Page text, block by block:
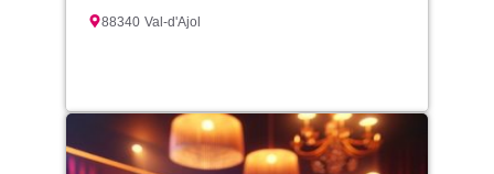
88340 Val-d'Ajol